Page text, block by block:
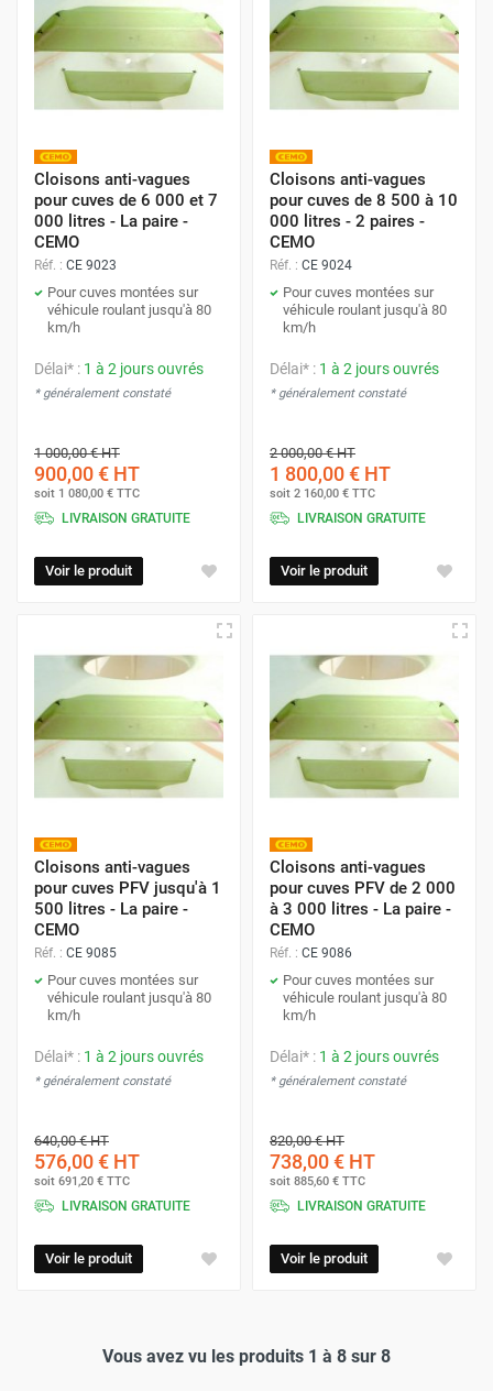
Cloisons anti-vagues
pour cuves de 6 000 et 7
000 litres - La paire -
CEMO
Réf. : CE 9023
Pour cuves montées sur
véhicule roulant jusqu'à 80
km/h
Délai* : 1 à 2 jours ouvrés
* généralement constaté
1 000,00 €HT
900,00 € HT
soit 1 080,00 € TTC
LIVRAISON GRATUITE
Voir le produit
Cloisons anti-vagues
pour cuves de 8 500 à 10
000 litres - 2 paires -
CEMO
Réf. : CE 9024
Pour cuves montées sur
véhicule roulant jusqu'à 80
km/h
Délai* : 1 à 2 jours ouvrés
* généralement constaté
2 000,00 €HT
1 800,00 € HT
soit 2 160,00 € TTC
LIVRAISON GRATUITE
Voir le produit
Cloisons anti-vagues
pour cuves PFV jusqu'à 1
500 litres - La paire -
CEMO
Réf. : CE 9085
Pour cuves montées sur
véhicule roulant jusqu'à 80
km/h
Délai* : 1 à 2 jours ouvrés
* généralement constaté
640,00 €HT
576,00 € HT
soit 691,20 € TTC
LIVRAISON GRATUITE
Voir le produit
Cloisons anti-vagues
pour cuves PFV de 2 000
à 3 000 litres - La paire -
CEMO
Réf. : CE 9086
Pour cuves montées sur
véhicule roulant jusqu'à 80
km/h
Délai* : 1 à 2 jours ouvrés
* généralement constaté
820,00 €HT
738,00 € HT
soit 885,60 € TTC
LIVRAISON GRATUITE
Voir le produit
Vous avez vu les produits 1 à 8 sur 8